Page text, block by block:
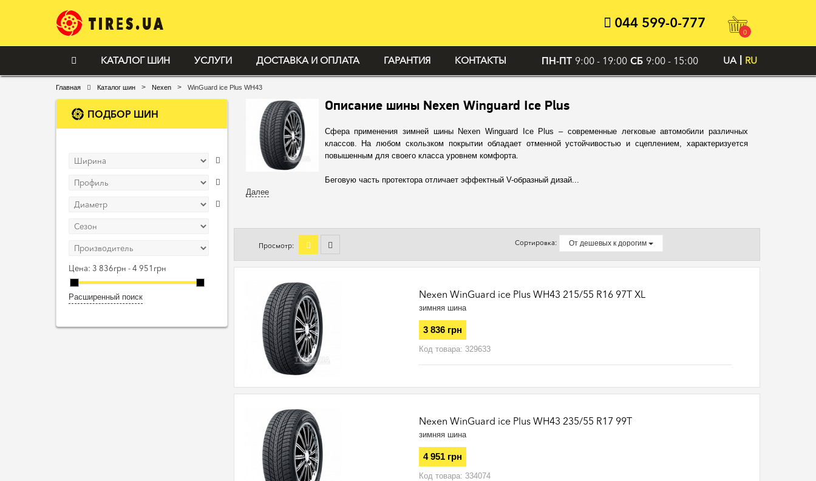
044 599-0-777
0
КАТАЛОГ ШИН УСЛУГИ ДОСТАВКА И ОПЛАТА ГАРАНТИЯ КОНТАКТЫ ПН-ПТ 9:00 - 19:00 СБ 9:00 - 15:00 RU
UA
Главная Каталог шин > Nexen > WinGuard ice Plus WH43
ПОДБОР ШИН
Цена: 3 836грн - 4 951грн
Расширенный поиск
Описание шины Nexen Winguard Ice Plus
Сфера применения зимней шины Nexen Winguard Ice Plus – современные легковые автомобили различных
классов. На любом скользком покрытии обладает отменной устойчивостью и сцеплением, характеризуется
повышенным для своего класса уровнем комфорта.
Беговую часть протектора отличает эффектный V-образный дизай...
Далее
Просмотр: Сортировка: От дешевых к дорогим
Nexen WinGuard ice Plus WH43 215/55 R16 97T XL
зимняя шина
3 836 грн
Код товара: 329633
Nexen WinGuard ice Plus WH43 235/55 R17 99T
зимняя шина
4 951 грн
Код товара: 334074